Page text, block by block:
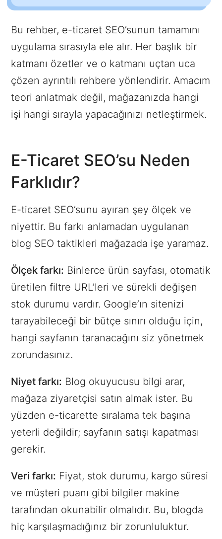
Bu rehber, e-ticaret SEO’sunun tamamını
uygulama sırasıyla ele alır. Her başlık bir
katmanı özetler ve o katmanı uçtan uca
çözen ayrıntılı rehbere yönlendirir. Amacım
teori anlatmak değil, mağazanızda hangi
işi hangi sırayla yapacağınızı netleştirmek.
E-Ticaret SEO’su Neden
Farklıdır?
E-ticaret SEO’sunu ayıran şey ölçek ve
niyettir. Bu farkı anlamadan uygulanan
blog SEO taktikleri mağazada işe yaramaz.
Ölçek farkı: Binlerce ürün sayfası, otomatik
üretilen filtre URL’leri ve sürekli değişen
stok durumu vardır. Google’ın sitenizi
tarayabileceği bir bütçe sınırı olduğu için,
hangi sayfanın taranacağını siz yönetmek
zorundasınız.
Niyet farkı: Blog okuyucusu bilgi arar,
mağaza ziyaretçisi satın almak ister. Bu
yüzden e-ticarette sıralama tek başına
yeterli değildir; sayfanın satışı kapatması
gerekir.
Veri farkı: Fiyat, stok durumu, kargo süresi
ve müşteri puanı gibi bilgiler makine
tarafından okunabilir olmalıdır. Bu, blogda
hiç karşılaşmadığınız bir zorunluluktur.